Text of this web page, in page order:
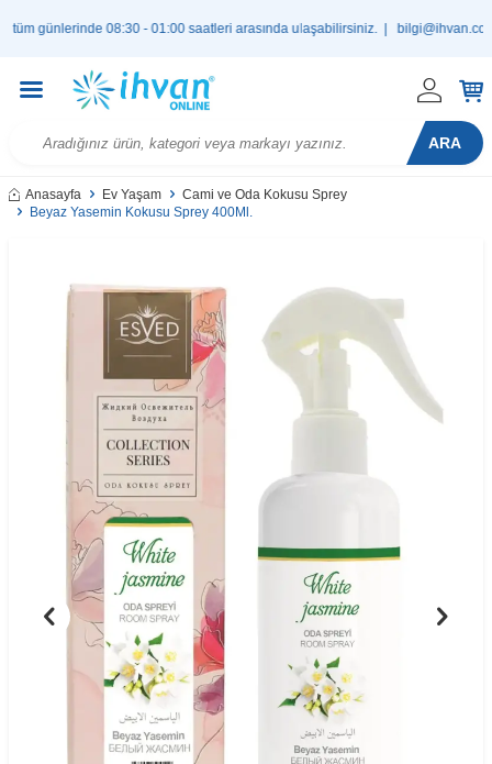
günlerinde 08:30 - 01:00 saatleri arasında ulaşabilirsiniz. |bilgi@ihvan.com.tr
ARA
Anasayfa Ev Yaşam
Cami ve Oda Kokusu Sprey
Beyaz Yasemin Kokusu Sprey 400Ml.